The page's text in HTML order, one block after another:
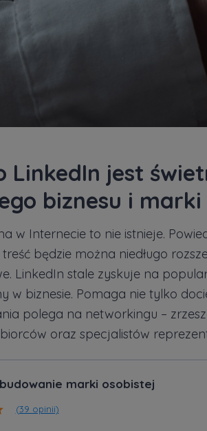
LinkedIn jest
biznesu i
w Internecie to nie istnieje.
będzie można niedługo
LinkedIn stale zyskuje na
w biznesie. Pomaga nie tylko
polega na networkingu –
oraz specjalistów
marki osobistej
(39 opinii)